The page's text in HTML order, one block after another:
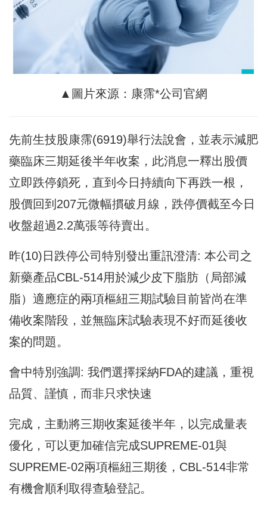
▲圖片來源：康霈*公司官網
先前生技股康霈(6919)舉行法說會，並表示減肥
藥臨床三期延後半年收案，此消息一釋出股價
立即跌停鎖死，直到今日持續向下再跌一根，
股價回到207元微幅摜破月線，跌停價截至今日
收盤超過2.2萬張等待賣出。
昨(10)日跌停公司特別發出重訊澄清: 本公司之
新藥產品CBL-514用於減少皮下脂肪（局部減
脂）適應症的兩項樞紐三期試驗目前皆尚在準
備收案階段，並無臨床試驗表現不好而延後收
案的問題。
會中特別強調: 我們選擇採納FDA的建議，重視
品質、謹慎，而非只求快速
完成，主動將三期收案延後半年，以完成量表
優化，可以更加確信完成SUPREME-01與
SUPREME-02兩項樞紐三期後，CBL-514非常
有機會順利取得查驗登記。